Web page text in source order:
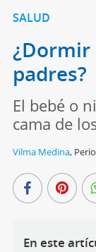
SALUD
¿Dormir
padres?
El bebé o
cama de
Vilma Medina,
En este